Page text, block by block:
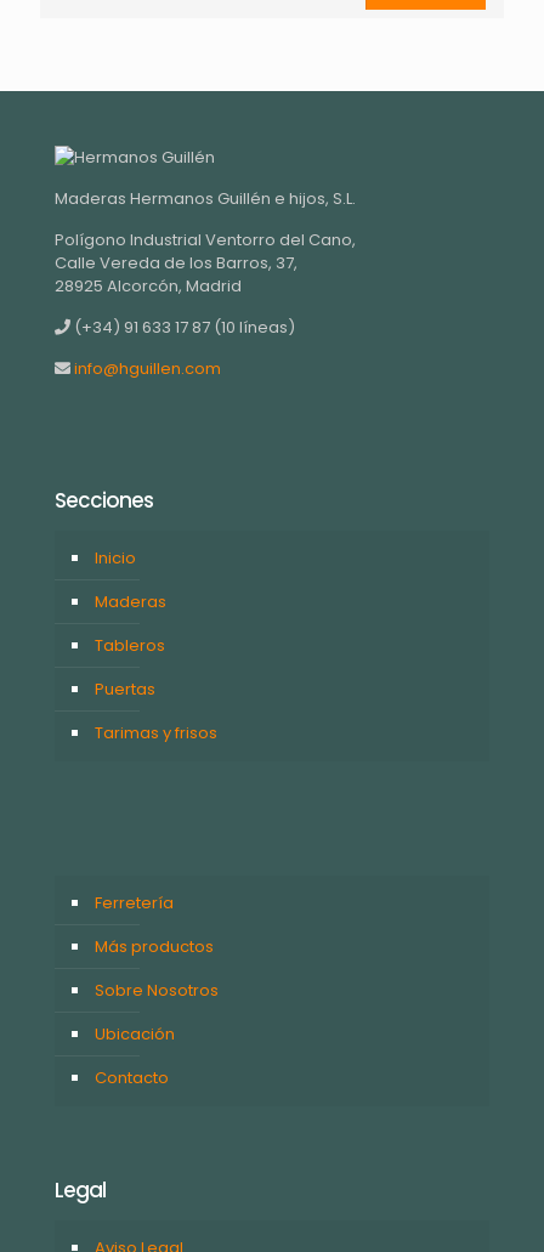
Maderas Hermanos Guillén e hijos, S.L.
Polígono Industrial Ventorro del Cano,
Calle Vereda de los Barros, 37,
28925 Alcorcón, Madrid
(+34) 91 633 17 87 (10 líneas)
info@hguillen.com
Secciones
Inicio
Maderas
Tableros
Puertas
Tarimas y frisos
Ferretería
Más productos
Sobre Nosotros
Ubicación
Contacto
Legal